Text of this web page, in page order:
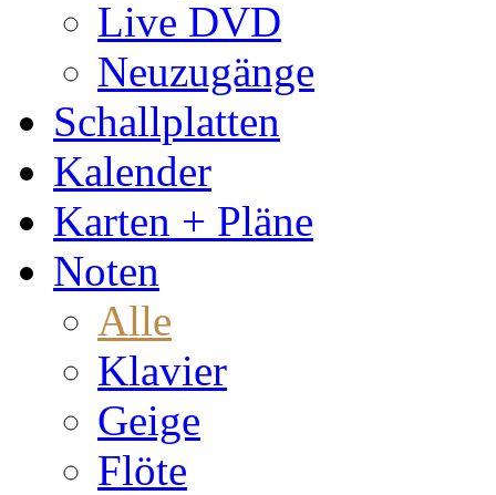
Live DVD
Neuzugänge
Schallplatten
Kalender
Karten + Pläne
Noten
Alle
Klavier
Geige
Flöte